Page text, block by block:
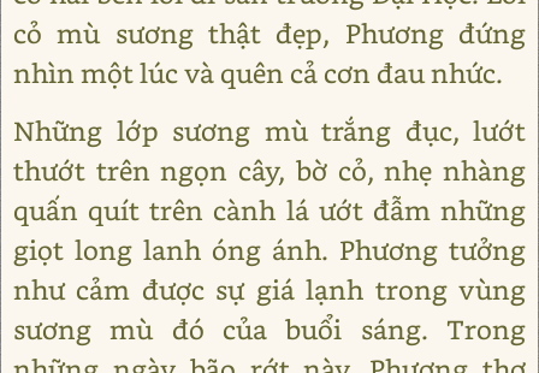
cỏ mù sương thật đẹp, Phương đứng
nhìn một lúc và quên cả cơn đau nhức.
Những lớp sương mù trắng đục, lướt
thướt trên ngọn cây, bờ cỏ, nhẹ nhàng
quấn quít trên cành lá ướt đẫm những
giọt long lanh óng ánh. Phương tưởng
như cảm được sự giá lạnh trong vùng
sương mù đó của buổi sáng. Trong